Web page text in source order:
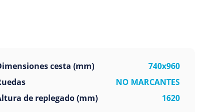
cesta (mm)
740x960
NO MARCANTES
de replegado (mm)
1620